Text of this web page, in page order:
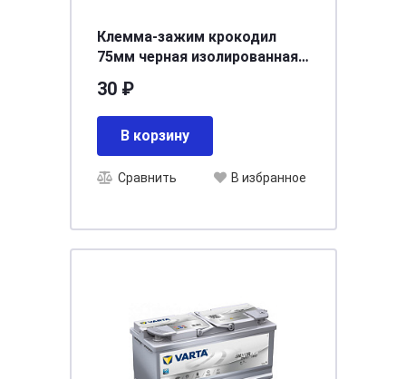
Клемма-зажим крокодил
75мм черная изолированная
30 ₽
В корзину
Сравнить В избранное